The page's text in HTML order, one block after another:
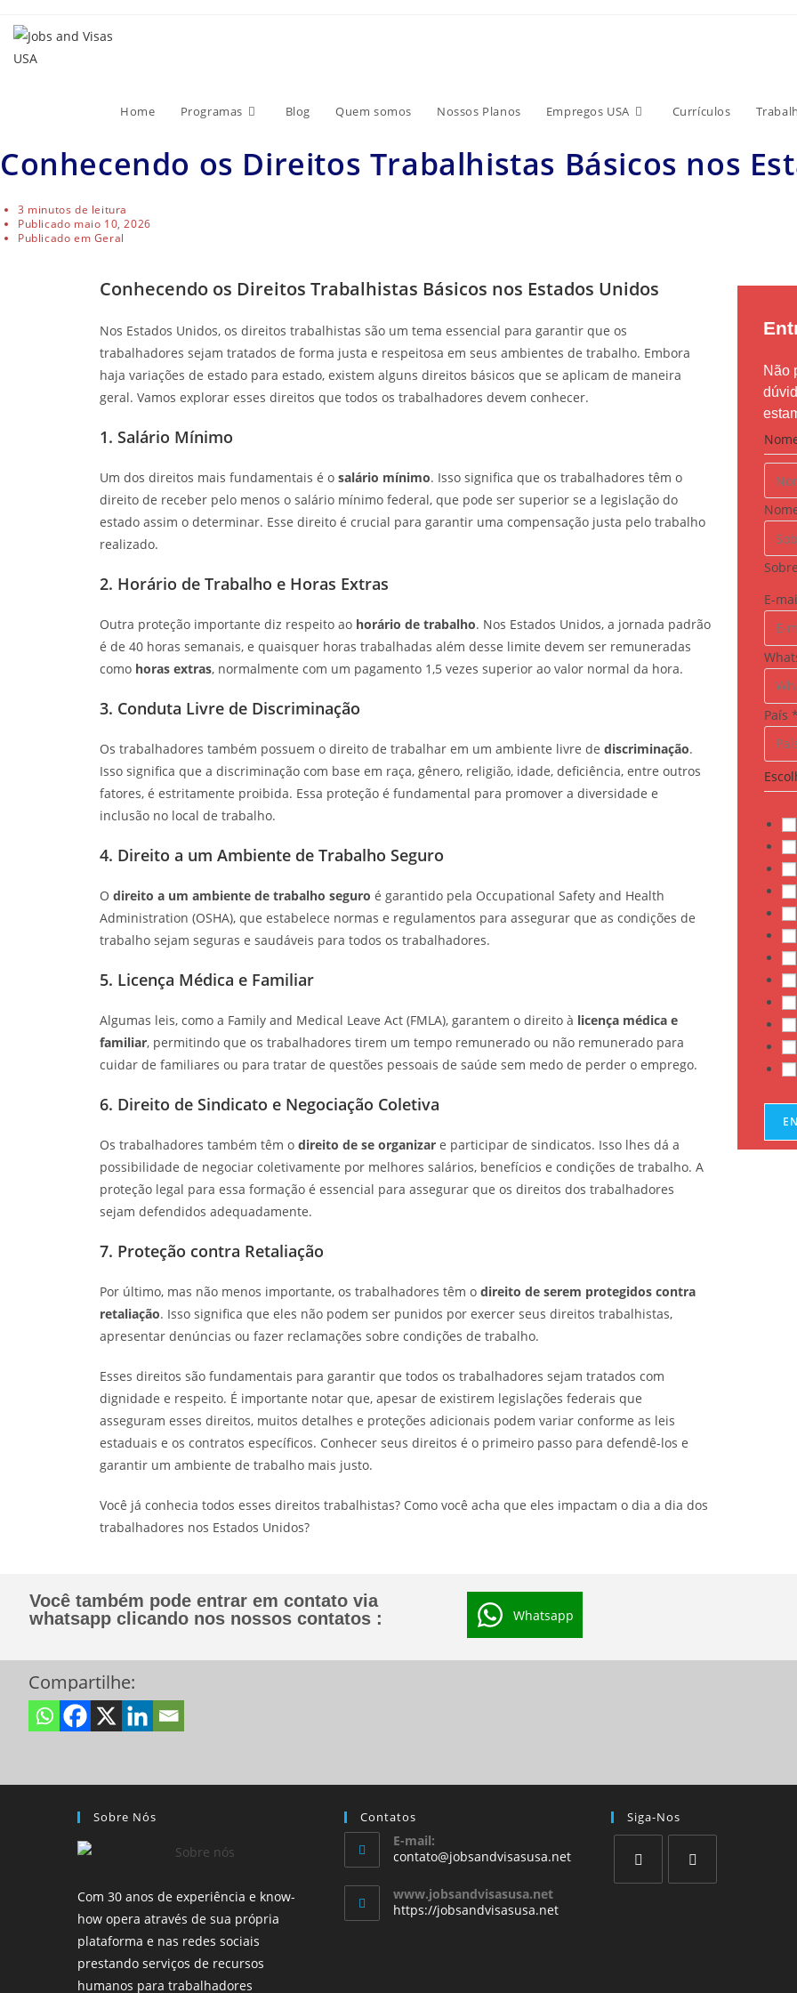
Home Programas Blog Quem somos Nossos Planos Empregos USA Currículos
Conhecendo os Direitos Trabalhistas Básicos nos
3 minutos de leitura
Publicado maio 10, 2026
Publicado em Geral
Conhecendo os Direitos Trabalhistas Básicos nos Estados Unidos
Nos Estados Unidos, os direitos trabalhistas são um tema essencial para garantir que os
trabalhadores sejam tratados de forma justa e respeitosa em seus ambientes de trabalho. Embora
haja variações de estado para estado, existem alguns direitos básicos que se aplicam de maneira
geral. Vamos explorar esses direitos que todos os trabalhadores devem conhecer.
1. Salário Mínimo
Um dos direitos mais fundamentais é o salário mínimo. Isso significa que os trabalhadores têm o
direito de receber pelo menos o salário mínimo federal, que pode ser superior se a legislação do
estado assim o determinar. Esse direito é crucial para garantir uma compensação justa pelo trabalho
realizado.
2. Horário de Trabalho e Horas Extras
Outra proteção importante diz respeito ao horário de trabalho. Nos Estados Unidos, a jornada padrão
é de 40 horas semanais, e quaisquer horas trabalhadas além desse limite devem ser remuneradas
como horas extras, normalmente com um pagamento 1,5 vezes superior ao valor normal da hora.
3. Conduta Livre de Discriminação
Os trabalhadores também possuem o direito de trabalhar em um ambiente livre de discriminação.
Isso significa que a discriminação com base em raça, gênero, religião, idade, deficiência, entre outros
fatores, é estritamente proibida. Essa proteção é fundamental para promover a diversidade e
inclusão no local de trabalho.
4. Direito a um Ambiente de Trabalho Seguro
O direito a um ambiente de trabalho seguro é garantido pela Occupational Safety and Health
Administration (OSHA), que estabelece normas e regulamentos para assegurar que as condições de
trabalho sejam seguras e saudáveis para todos os trabalhadores.
5. Licença Médica e Familiar
Algumas leis, como a Family and Medical Leave Act (FMLA), garantem o direito à licença médica e
familiar, permitindo que os trabalhadores tirem um tempo remunerado ou não remunerado para
cuidar de familiares ou para tratar de questões pessoais de saúde sem medo de perder o emprego.
6. Direito de Sindicato e Negociação Coletiva
Os trabalhadores também têm o direito de se organizar e participar de sindicatos. Isso lhes dá a
possibilidade de negociar coletivamente por melhores salários, benefícios e condições de trabalho. A
proteção legal para essa formação é essencial para assegurar que os direitos dos trabalhadores
sejam defendidos adequadamente.
7. Proteção contra Retaliação
Por último, mas não menos importante, os trabalhadores têm o direito de serem protegidos contra
retaliação. Isso significa que eles não podem ser punidos por exercer seus direitos trabalhistas,
apresentar denúncias ou fazer reclamações sobre condições de trabalho.
Esses direitos são fundamentais para garantir que todos os trabalhadores sejam tratados com
dignidade e respeito. É importante notar que, apesar de existirem legislações federais que
asseguram esses direitos, muitos detalhes e proteções adicionais podem variar conforme as leis
estaduais e os contratos específicos. Conhecer seus direitos é o primeiro passo para defendê-los e
garantir um ambiente de trabalho mais justo.
Você já conhecia todos esses direitos trabalhistas? Como você acha que eles impactam o dia a dia dos
trabalhadores nos Estados Unidos?
Não
E
m
a
l
N
o
m
p
r
o
g
r
a
m
a
s
E-
País*
Você também pode entrar em contato via
whatsapp clicando nos nossos contatos :
Whatsapp
Compartilhe:
Sobre Nós
Com 30 anos de experiência e know-
how opera através de sua própria
plataforma e nas redes sociais
prestando serviços de recursos
humanos para trabalhadores
Contatos
E-mail:
contato@jobsandvisasusa.net
www.jobsandvisasusa.net
https://jobsandvisasusa.net
Siga-Nos